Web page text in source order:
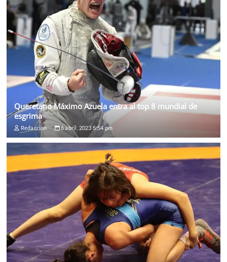
Queretano Máximo Azuela entra al top 8 mundial de
esgrima
Redaccion 6 abril, 2023 5:54 pm